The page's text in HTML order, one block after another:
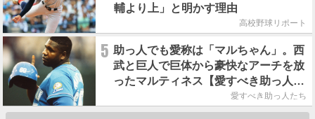
輔より上」と明かす理由
高校野球リポート
5 助っ人でも愛称は「マルちゃん」。西
武と巨人で巨体から豪快なアーチを放
ったマルティネス【愛すべき助っ人た
愛すべき助っ人たち